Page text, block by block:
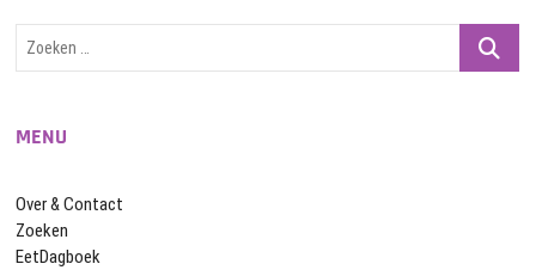
Zoeken
MENU
Over & Contact
Zoeken
EetDagboek